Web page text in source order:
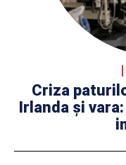
Criza
Irlanda și